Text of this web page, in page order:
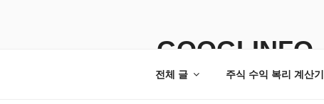
GOOGLINFO
전체 글 주식 수익 복리 계산기